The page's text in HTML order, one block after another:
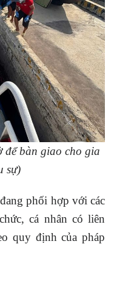
để bàn giao cho gia
sự)
phối hợp với các
cá nhân có liên
quy định của pháp